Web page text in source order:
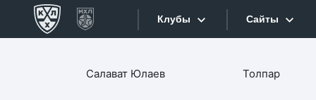
Клубы
Конференция «Запад»
Сайты
Сайты
Салават Юлаев Толпар